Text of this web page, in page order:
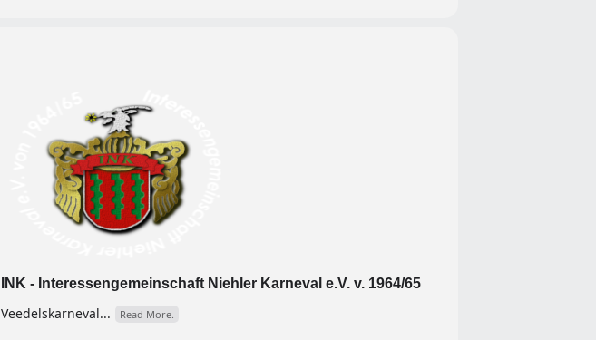
INK - Interessengemeinschaft Niehler Karneval e.V. v. 1964/65
Veedelskarneval... Read More.